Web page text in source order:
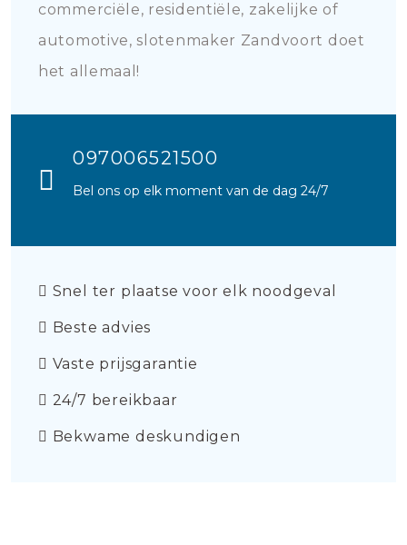
commerciële, residentiële, zakelijke of
automotive, slotenmaker Zandvoort doet
het allemaal!
097006521500
Bel ons op elk moment van de dag 24/7
Snel ter plaatse voor elk noodgeval
Beste advies
Vaste prijsgarantie
24/7 bereikbaar
Bekwame deskundigen